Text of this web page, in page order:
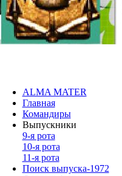
ALMA MATER
Главная
Командиры
Выпускники
9-я рота
10-я рота
11-я рота
Поиск выпуска-1972